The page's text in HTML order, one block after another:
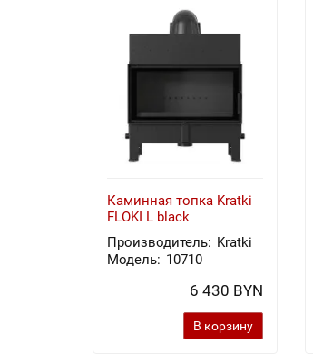
Каминная топка Kratki
FLOKI L black
Производитель: Kratki
Модель: 10710
6 430 BYN
В корзину